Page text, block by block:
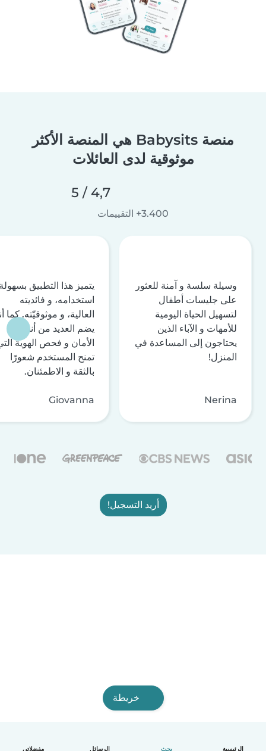
الرئيسية بحث الرسائل مفضلاتي
منصة Babysits هي المنصة الأكثر
موثوقية لدى العائلات
4,7 / 5
3.400+ التقييمات
وسيلة سلسة و آمنة للعثور
على جليسات أطفال
لتسهيل الحياة اليومية
للأمهات و الآباء الذين
يحتاجون إلى المساعدة في
المنزل!
Nerina
يتميز هذا التطبيق
استخدامه، و فائديته
العالية، و موثوقيّته. كما
يضم العديد من أنظمة
الأمان و فحص الهوية
تمنح المستخدم شعورًا
بالثقة و الاطمئنان.
Giovanna
أريد التسجيل!
خريطة